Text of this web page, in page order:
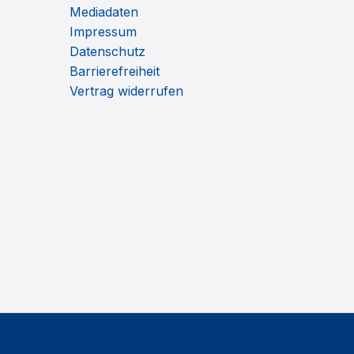
Mediadaten
Impressum
Datenschutz
Barrierefreiheit
Vertrag widerrufen